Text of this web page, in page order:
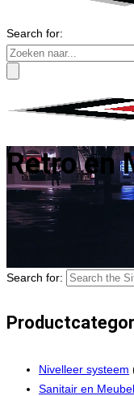
Search for:
Retro en
Search for:
Nivelleer systeem
Sanitair en